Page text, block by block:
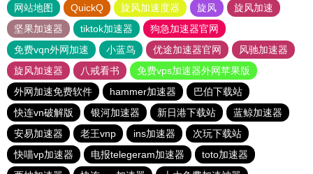
网站地图 QuickQ 旋风加速度器 旋风
旋风加速
坚果加速器
tiktok加速器
狗急加速器官网
免费vqn外网加速
小蓝鸟 优途加速器官网
风驰加速器
旋风加速器
八戒看书
免费vps加速器外网苹果版
外网加速免费软件
hammer加速器
巴伯下载站
快连vn破解版
银河加速器 新日港下载站
蓝鲸加速器
安易加速器
老王vnp ins加速器
次玩下载站
快喵vp加速器
电报telegeram加速器
toto加速器